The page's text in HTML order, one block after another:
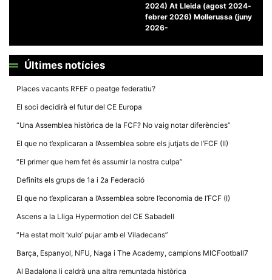
2024) At Lleida (agost 2024-
febrer 2026) Mollerussa (juny
2026-
Últimes notícies
Places vacants RFEF o peatge federatiu?
El soci decidirà el futur del CE Europa
“Una Assemblea històrica de la FCF? No vaig notar diferències”
El que no t’explicaran a l’Assemblea sobre els jutjats de l’FCF (II)
“El primer que hem fet és assumir la nostra culpa”
Definits els grups de 1a i 2a Federació
El que no t’explicaran a l’Assemblea sobre l’economia de l’FCF (I)
Ascens a la Lliga Hypermotion del CE Sabadell
“Ha estat molt ‘xulo’ pujar amb el Viladecans”
Barça, Espanyol, NFU, Naga i The Academy, campions MICFootball7
Al Badalona li caldrà una altra remuntada històrica
Estadístiques
Recopilem
dades
per a millorar
Experiència
Alguns
emmagatzemen
dispositiu que
lloc funcioni tan
possible. Si
aquestes